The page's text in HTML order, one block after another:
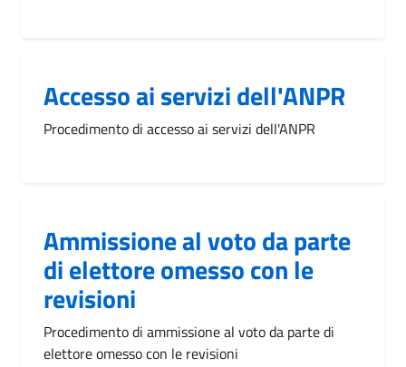
Accesso ai servizi dell'ANPR
Procedimento di accesso ai servizi dell'ANPR
Ammissione al voto da parte
di elettore omesso con le
revisioni
Procedimento di ammissione al voto da parte di
elettore omesso con le revisioni